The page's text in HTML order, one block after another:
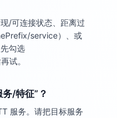
/可连接状态、距离过
service）、或
勾选
试。
/特征”？
服务。请把目标服务